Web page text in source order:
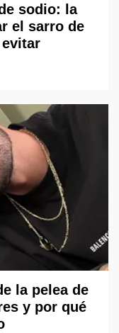
sodio: la
el sarro de
la pelea de
y por qué